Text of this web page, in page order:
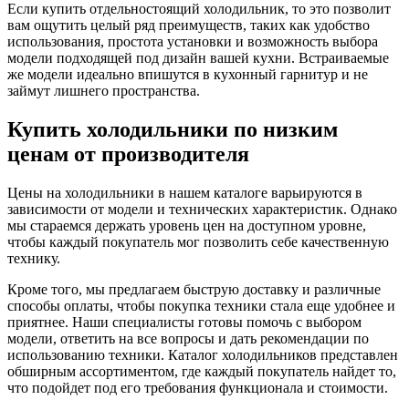
Если купить отдельностоящий холодильник, то это позволит
вам ощутить целый ряд преимуществ, таких как удобство
использования, простота установки и возможность выбора
модели подходящей под дизайн вашей кухни. Встраиваемые
же модели идеально впишутся в кухонный гарнитур и не
займут лишнего пространства.
Купить холодильники по низким
ценам от производителя
Цены на холодильники в нашем каталоге варьируются в
зависимости от модели и технических характеристик. Однако
мы стараемся держать уровень цен на доступном уровне,
чтобы каждый покупатель мог позволить себе качественную
технику.
Кроме того, мы предлагаем быструю доставку и различные
способы оплаты, чтобы покупка техники стала еще удобнее и
приятнее. Наши специалисты готовы помочь с выбором
модели, ответить на все вопросы и дать рекомендации по
использованию техники. Каталог холодильников представлен
обширным ассортиментом, где каждый покупатель найдет то,
что подойдет под его требования функционала и стоимости.